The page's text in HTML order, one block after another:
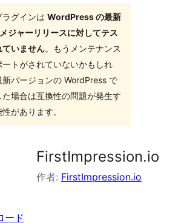
ラグインは WordPress の最新
ジャーリリースに対してテス
ていません。もうメンテナンス
ートがされていないかもしれ
新バージョンの WordPress で
た場合は互換性の問題が発生す
があります。
FirstImpression.io
作者: FirstImpression.io
ード